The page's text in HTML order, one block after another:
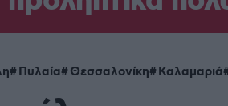
Πυλαία Θεσσαλονίκη Καλαμαριά